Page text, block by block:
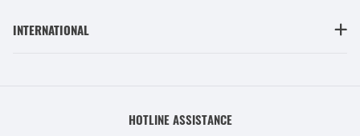
INTERNATIONAL
HOTLINE ASSISTANCE